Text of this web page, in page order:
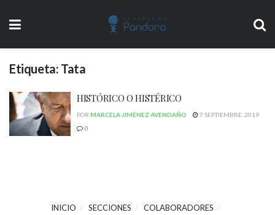
Etiqueta: Tata
HISTÓRICO O HISTÉRICO
POR MARCELA JIMÉNEZ AVENDAÑO
7 SEPTIEMBRE, 2019
0
INICIO SECCIONES
COLABORADORES